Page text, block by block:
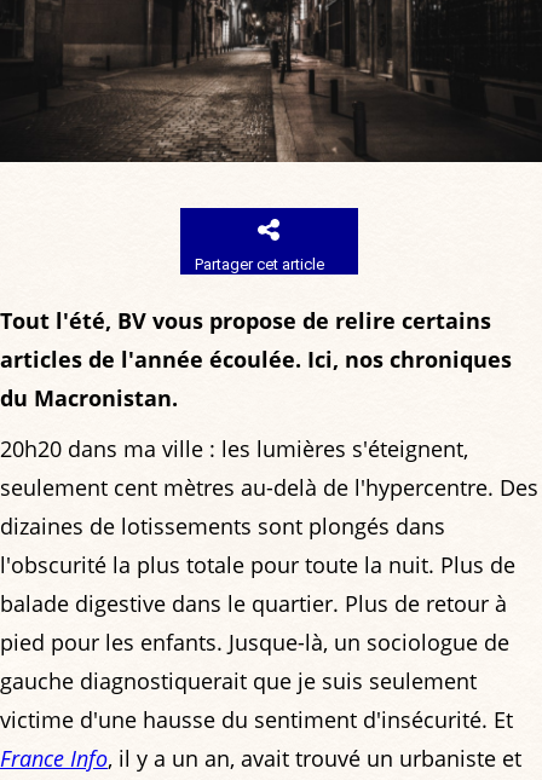
Partager cet article
Tout l'été, BV vous propose de relire certains
articles de l'année écoulée. Ici, nos chroniques
du Macronistan.
20h20 dans ma ville : les lumières s'éteignent,
seulement cent mètres au-delà de l'hypercentre. Des
dizaines de lotissements sont plongés dans
l'obscurité la plus totale pour toute la nuit. Plus de
balade digestive dans le quartier. Plus de retour à
pied pour les enfants. Jusque-là, un sociologue de
gauche diagnostiquerait que je suis seulement
victime d'une hausse du sentiment d'insécurité. Et
France Info, il y a un an, avait trouvé un urbaniste et